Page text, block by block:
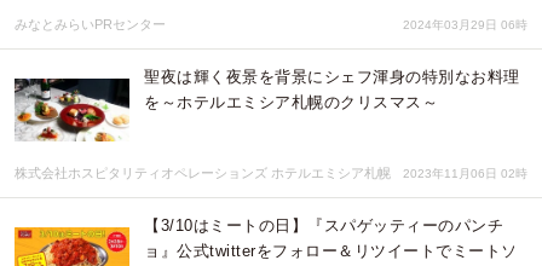
みなとみらいPRセンター 2024年03月29日 06時
聖夜は輝く夜景を背景にシェフ渾身の特別なお料理
を～ホテルエミシア札幌のクリスマス～
株式会社ホスピタリティオペレーションズ ホテルエミシア札幌 2023年11月06日 02時
【3/10はミートの日】『スパゲッティーのパンチ
ョ』公式twitterをフォロー＆リツイートでミートソ